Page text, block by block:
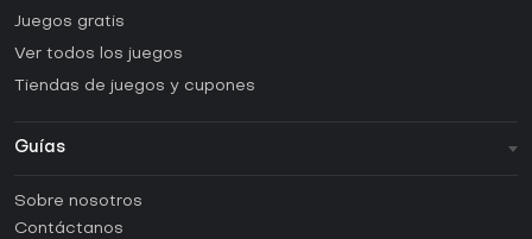
Juegos gratis
Ver todos los juegos
Tiendas de juegos y cupones
Guías
Guías y tutoriales
Sobre nosotros
Contáctanos